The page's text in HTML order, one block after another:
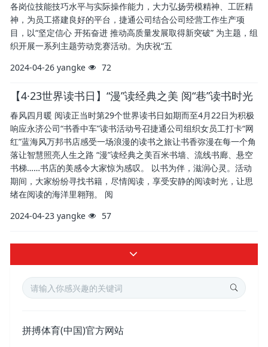
各岗位技能技巧水平与实际操作能力，大力弘扬劳模精神、工匠精
神，为员工搭建良好的平台，捷通公司结合公司经营工作生产项
目，以“坚定信心 开拓奋进 推动高质量发展取得新突破” 为主题，组
织开展一系列主题劳动竞赛活动。为庆祝“五
2024-04-26 yangke 72
【4·23世界读书日】“漫”读经典之美 阅“巷”读书时光
春风四月暖 阅读正当时第29个世界读书日如期而至4月22日为积极
响应永济公司“书香中车”读书活动号召捷通公司组织女员工打卡“网
红”蓝海风万邦书店感受一场浪漫的读书之旅让书香弥漫在每一个角
落让智慧照亮人生之路 “漫”读经典之美百米书墙、流线书廊、悬空
书梯……书店的美感令大家惊为感叹。 以书为伴，滋润心灵。活动
期间，大家纷纷寻找书籍，尽情阅读，享受安静的阅读时光，让思
绪在阅读的海洋里翱翔。 阅
2024-04-23 yangke 57
拼搏体育(中国)官方网站